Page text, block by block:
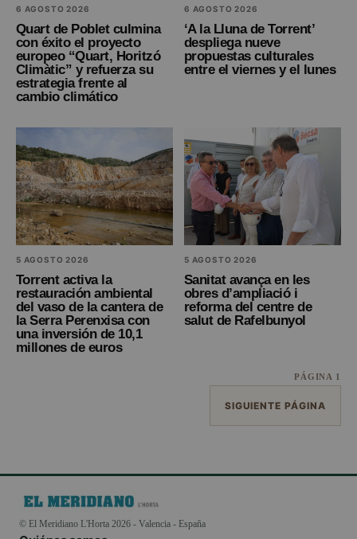
6 AGOSTO 2026
Quart de Poblet culmina
con éxito el proyecto
europeo “Quart, Horitzó
Climàtic” y refuerza su
estrategia frente al
cambio climático
6 AGOSTO 2026
‘A la Lluna de Torrent’
despliega nueve
propuestas culturales
entre el viernes y el lunes
5 AGOSTO 2026
Torrent activa la
restauración ambiental
del vaso de la cantera de
la Serra Perenxisa con
una inversión de 10,1
millones de euros
5 AGOSTO 2026
Sanitat avança en les
obres d’ampliació i
reforma del centre de
salut de Rafelbunyol
PÁGINA 1
SIGUIENTE PÁGINA
© El Meridiano L'Horta 2026 - Valencia - España